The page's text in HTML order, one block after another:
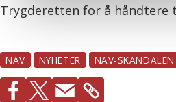
Trygderetten for å håndtere
NAV NYHETER NAV-SKANDALEN